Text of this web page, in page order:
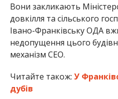
Вони закликають
довкілля та сільського
Івано-Франківську ОДА
недопущення цього
механізм СЕО.
Читайте також: У
дубів